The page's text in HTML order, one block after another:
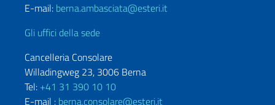
E-mail: berna.ambasciata@esteri.it
Gli uffici della sede
Cancelleria Consolare
Willadingweg 23, 3006 Berna
Tel: +41 31 390 10 10
E-mail : berna.consolare@esteri.it